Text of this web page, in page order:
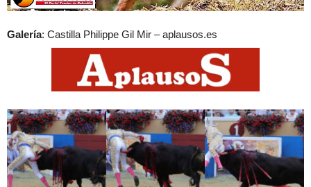
Galería: Castilla Philippe Gil Mir – aplausos.es